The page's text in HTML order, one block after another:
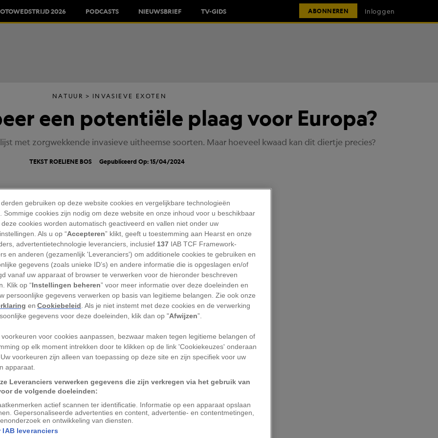
2026 PODCASTS NIEUWSBRIEF TV-GIDS ABONNEREN Inloggen
NATUUR INVASIEVE EXOTEN
een potentiële plaag voor Europa?
met zorgwekkende invasieve uitheemse soorten. Maar hoeveel kwaad kan dit diertje precies?
TEKST ROELIENE BOS Gepubliceerd Op: 15/04/2024
(Nasua nasua) alleen in Zuid-
landen, behalve in Chili. In de
woelt hij graag met zijn lange
op zoek naar lekkere hapjes. Het liefst
duizendpoten en andere geleedpotigen.
zoogdieren gaan er wel in.
van Zuid-Amerika in Europa
mensen als huisdier gehouden.
zoals Burgers’ Zoo in Arnhem. Maar
om een einde te maken aan zijn
precies?
een invasieve exoot
gebruiken op deze website cookies en vergelijkbare technologieën
Sommige cookies zijn nodig om deze website en onze inhoud voor u beschikbaar
cookies worden automatisch geactiveerd en vallen niet onder uw
Als u op “Accepteren” klikt, geeft u toestemming aan Hearst en onze
advertentietechnologie leveranciers, inclusief 137 IAB TCF Framework-
en anderen (gezamenlijk 'Leveranciers') om additionele cookies te gebruiken en
gegevens (zoals unieke ID’s) en andere informatie die is opgeslagen en/of
vanaf uw apparaat of browser te verwerken voor de hieronder beschreven
Klik op “Instellingen beheren” voor meer informatie over deze doeleinden en
persoonlijke gegevens verwerken op basis van legitieme belangen. Zie ook onze
enCookiebeleid . Als je niet instemt met deze cookies en de verwerking
gegevens voor deze doeleinden, klik dan op "Afwijzen”.
voorkeuren voor cookies aanpassen, bezwaar maken tegen legitieme belangen of
op elk moment intrekken door te klikken op de link 'Cookiekeuzes' onderaan
voorkeuren zijn alleen van toepassing op deze site en zijn specifiek voor uw
apparaat.
Leveranciers verwerken gegevens die zijn verkregen via het gebruik van
de volgende doeleinden:
actief scannen ter identificatie. Informatie op een apparaat opslaan
Gepersonaliseerde advertenties en content, advertentie- en contentmetingen,
en ontwikkeling van diensten.
IAB leveranciers